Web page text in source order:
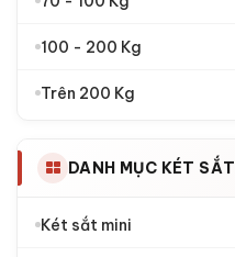
100 - 200 Kg
Trên 200 Kg
DANH MỤC KÉT SẮT
Két sắt mini